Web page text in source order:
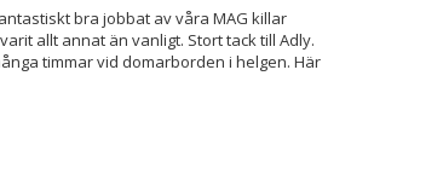
bra jobbat av våra MAG killar
allt annat än vanligt. Stort tack till Adly.
timmar vid domarborden i helgen. Här